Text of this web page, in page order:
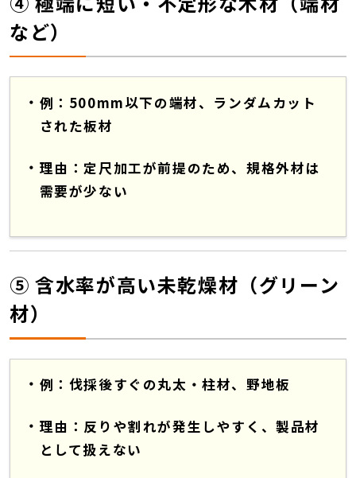
など）
例：500mm以下の端材、ランダムカット
された板材
理由：定尺加工が前提のため、規格外材は
需要が少ない
⑤ 含水率が高い未乾燥材（グリーン
材）
例：伐採後すぐの丸太・柱材、野地板
理由：反りや割れが発生しやすく、製品材
として扱えない